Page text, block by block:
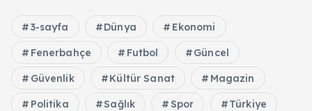
3-sayfa Dünya Ekonomi
Fenerbahçe Futbol Güncel
Güvenlik Kültür Sanat Magazin
Politika Sağlık Spor Türkiye